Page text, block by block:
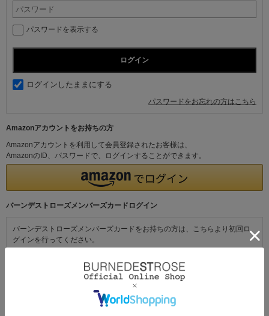
パスワードを表示する
ログインしたままにする
パスワードをお忘れの方はこちら
Amazonアカウントをお持ちの方
Amazonアカウントを利用して会員登録されたお客様は、
AmazonのID、パスワードで、ログインすることができます。
バーンデストローズメンバーズカードログイン
バーンデストローズメンバーズカードをお持ちの方は、こちらより初回ロ
グインを行ってください。
初めてご利用の方・会員以外の方